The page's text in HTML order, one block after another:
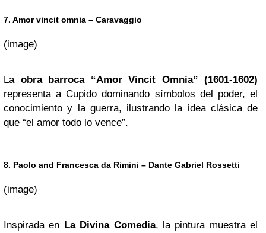
7. Amor vincit omnia – Caravaggio
(image)
La obra barroca “Amor Vincit Omnia” (1601-1602)
representa a Cupido dominando símbolos del poder, el
conocimiento y la guerra, ilustrando la idea clásica de
que “el amor todo lo vence”.
8. Paolo and Francesca da Rimini – Dante Gabriel Rossetti
(image)
Inspirada en La Divina Comedia, la pintura muestra el